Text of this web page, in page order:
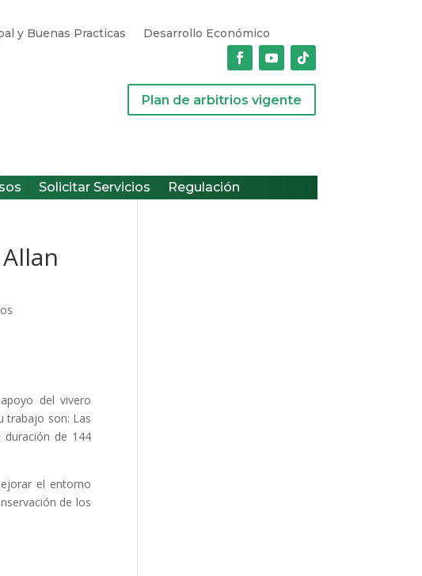
y Buenas Practicas
Desarrollo Económico
Plan de arbitrios vigente
Solicitar Servicios Regulación
del vivero
trabajo son: Las
de 144
el entorno
de los